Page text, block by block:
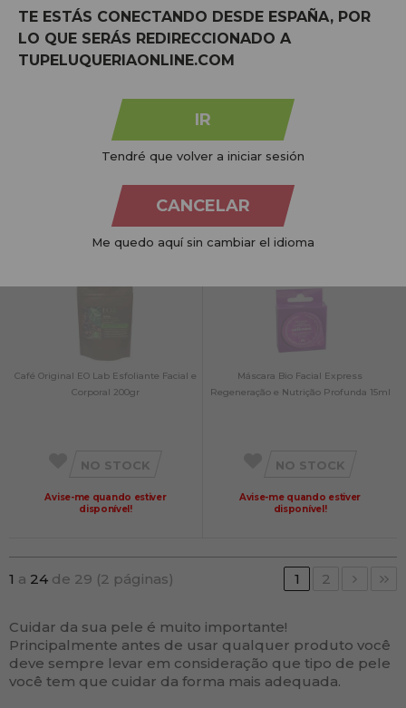
Ziaja Manuka Tree Purifying Gentle
Exfoliating Night Cream. 50ml
NO STOCK
Avise-me quando estiver
EO Lab Esfoliante facial e corporal
original de café e chocolate 200gr
NO STOCK
Avise-me quando estiver
Café Original EO Lab Esfoliante Facial e
Corporal 200gr
NO STOCK
Avise-me quando estiver
disponível!
Máscara Bio Facial Express
Regeneração e Nutrição Profunda 15ml
NO STOCK
Avise-me quando estiver
disponível!
1 a 24 de 29 (2 páginas) 1 2
Cuidar da sua pele é muito importante!
Principalmente antes de usar qualquer produto você
deve sempre levar em consideração que tipo de pele
você tem que cuidar da forma mais adequada.
TE ESTÁS CONECTANDO DESDE ESPAÑA, POR
LO QUE SERÁS REDIRECCIONADO A
TUPELUQUERIAONLINE.COM
IR
Tendré que volver a iniciar sesión
CANCELAR
Me quedo aquí sin cambiar el idioma